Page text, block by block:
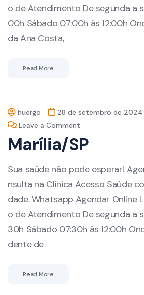
o de Atendimento De segunda a
00h Sábado 07:00h às 12:00h
da Ana Costa,
Read More
huergo
28 de setembro de 2024
Leave a Comment
Marília/SP
Sua saúde não pode esperar!
nsulta na Clínica Acesso Saúde
dade. Whatsapp Agendar Online
o de Atendimento De segunda a
30h Sábado 07:30h às 12:00h
dente de
Read More